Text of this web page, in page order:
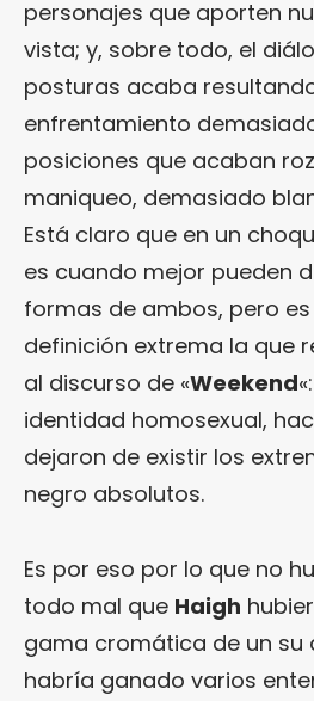
personajes que aporten
vista; y, sobre todo, el
posturas acaba
enfrentamiento
posiciones que acaban
maniqueo, demasiado
Está claro que en un
es cuando mejor pueden
formas de ambos, pero
definición extrema la que
al discurso de «Weekend
identidad homosexual,
dejaron de existir los
negro absolutos.
Es por eso por lo que no
todo mal que Haigh
gama cromática de un su
habría ganado varios